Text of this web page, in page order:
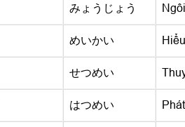
みょうじょう
めいかい
せつめい
はつめい